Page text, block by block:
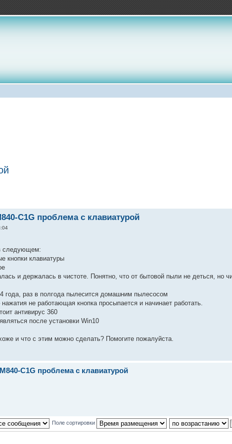
C1G проблема с клавиатурой
следующем:
кнопки клавиатуры
и держалась в чистоте. Понятно, что от бытовой пыли не деться, но
года, раз в полгода пылесится домашним пылесосом
не работающая кнопка просыпается и начинает работать.
антивирус 360
после установки Win10
и что с этим можно сделать? Помогите пожалуйста.
C1G проблема с клавиатурой
Поле сортировки